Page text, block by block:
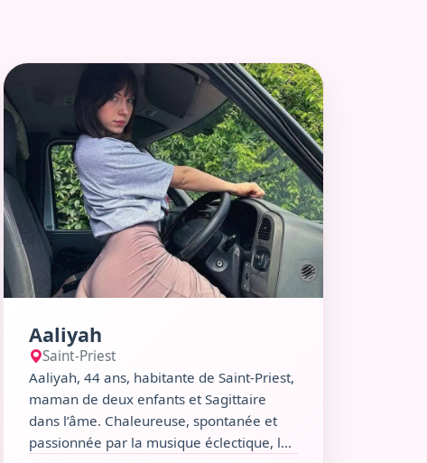
Voir le profil de Aaliyah
Aaliyah
Saint-Priest
Aaliyah, 44 ans, habitante de Saint-Priest,
maman de deux enfants et Sagittaire
dans l’âme. Chaleureuse, spontanée et
passionnée par la musique éclectique, le